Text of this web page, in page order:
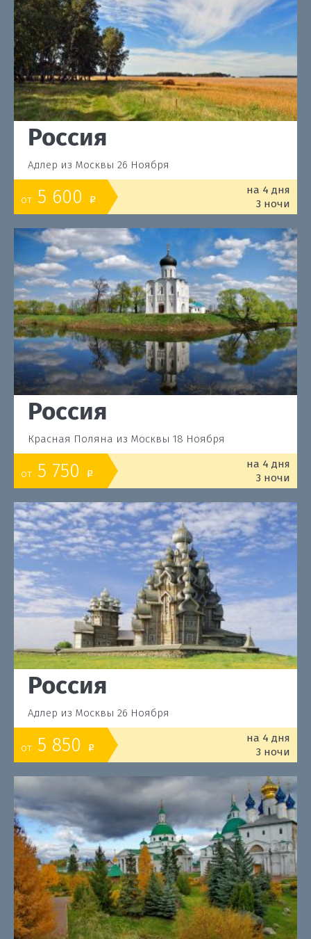
Россия
Адлер из Москвы 26 Ноября
от 5 600 o
на 4 дня
3 ночи
Россия
Красная Поляна из Москвы 18 Ноября
от 5 750 o
на 4 дня
3 ночи
Россия
Адлер из Москвы 26 Ноября
от 5 850 o
на 4 дня
3 ночи